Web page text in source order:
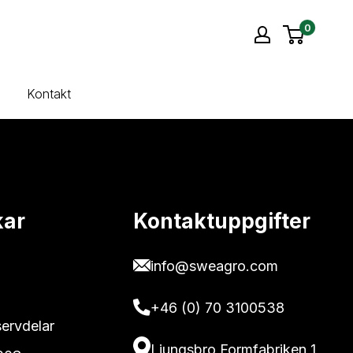
0
Kontakt
Kontaktuppgifter
info@sweagro.com
+46 (0) 70 3100538
Ljungsbro Formfabriken 1